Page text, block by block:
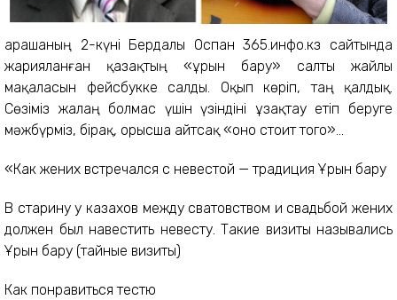
Қарашаның 2-күні Бердалы Оспан 365.инфо.кз сайтында
жарияланған қазақтың «ұрын бару» салты жайлы
мақаласын фейсбукке салды. Оқып көріп, таң қалдық.
Сөзіміз жалаң болмас үшін үзіндіні ұзақтау етіп беруге
мәжбүрміз, бірақ, орысша айтсақ «оно стоит того»...
«Как жених встречался с невестой — традиция Ұрын бару
В старину у казахов между сватовством и свадьбой жених
должен был навестить невесту. Такие визиты назывались
Ұрын бару (тайные визиты)
Как понравиться тестю